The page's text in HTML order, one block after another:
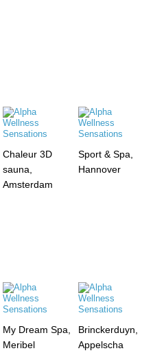
Chaleur 3D
sauna,
Amsterdam
Sport & Spa,
Hannover
My Dream Spa,
Meribel
Brinckerduyn,
Appelscha